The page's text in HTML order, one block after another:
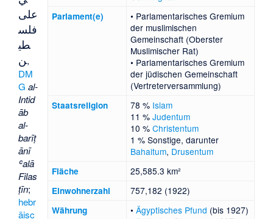
Parlament(e)
• Parlamentarisches Gremium
der muslimischen
Gemeinschaft (Oberster
Muslimischer Rat)
• Parlamentarisches Gremium
der jüdischen Gemeinschaft
(Vertreterversammlung)
Staatsreligion 78 % Islam
11 %Judentum
10 %Christentum
1 % Sonstige, darunter
Bahaitum, Drusentum
Fläche 25,585.3 km²
Einwohnerzahl 757,182 (1922)
Währung •Ägyptisches Pfund (bis 1927)
على
فلس
طي
ن,
DM
G al-
Intid
āb
al-
barīṭ
ānī
ʿalā
Filas
ṭīn;
hebr
äisc